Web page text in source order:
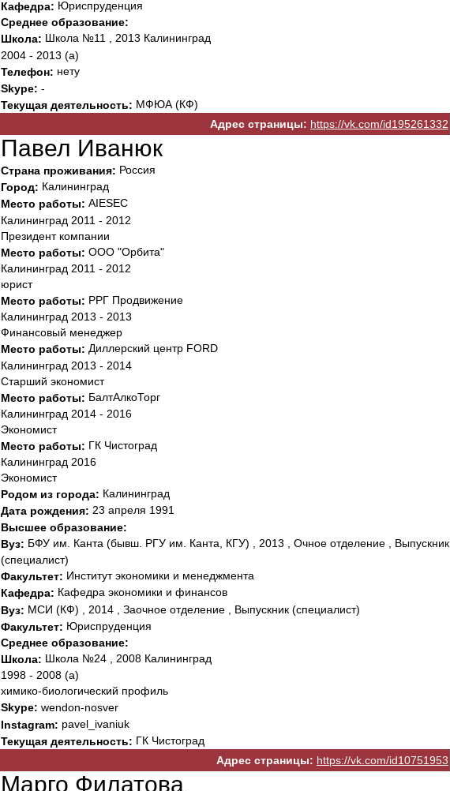
Кафедра: Юриспруденция
Среднее образование:
Школа: Школа №11 , 2013 Калининград
2004 - 2013 (а)
Телефон: нету
Skype: -
Текущая деятельность: МФЮА (КФ)
Адрес страницы: https://vk.com/id195261332
Павел Иванюк
Страна проживания: Россия
Город: Калининград
Место работы: AIESEC
Калининград 2011 - 2012
Президент компании
Место работы: ООО "Орбита"
Калининград 2011 - 2012
юрист
Место работы: РРГ Продвижение
Калининград 2013 - 2013
Финансовый менеджер
Место работы: Диллерский центр FORD
Калининград 2013 - 2014
Старший экономист
Место работы: БалтАлкоТорг
Калининград 2014 - 2016
Экономист
Место работы: ГК Чистоград
Калининград 2016
Экономист
Родом из города: Калининград
Дата рождения: 23 апреля 1991
Высшее образование:
Вуз: БФУ им. Канта (бывш. РГУ им. Канта, КГУ) , 2013 , Очное отделение , Выпускник
(специалист)
Факультет: Институт экономики и менеджмента
Кафедра: Кафедра экономики и финансов
Вуз: МСИ (КФ) , 2014 , Заочное отделение , Выпускник (специалист)
Факультет: Юриспруденция
Среднее образование:
Школа: Школа №24 , 2008 Калининград
1998 - 2008 (а)
химико-биологический профиль
Skype: wendon-nosver
Instagram: pavel_ivaniuk
Текущая деятельность: ГК Чистоград
Адрес страницы: https://vk.com/id10751953
Марго Филатова